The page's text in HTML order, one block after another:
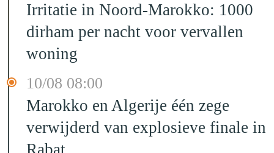
Irritatie in Noord-Marokko: 1000
dirham per nacht voor vervallen
woning
10/08 08:00
Marokko en Algerije één zege
verwijderd van explosieve finale in
Rabat